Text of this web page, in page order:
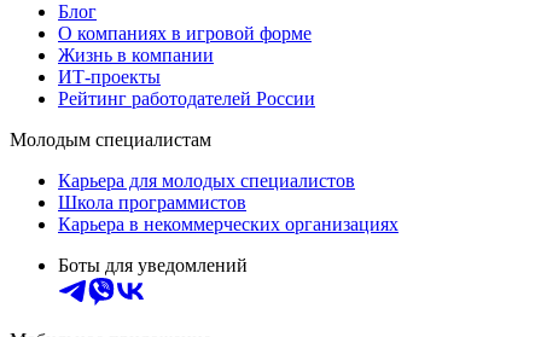
Блог
О компаниях в игровой форме
Жизнь в компании
ИТ-проекты
Рейтинг работодателей России
Молодым специалистам
Карьера для молодых специалистов
Школа программистов
Карьера в некоммерческих организациях
Боты для уведомлений